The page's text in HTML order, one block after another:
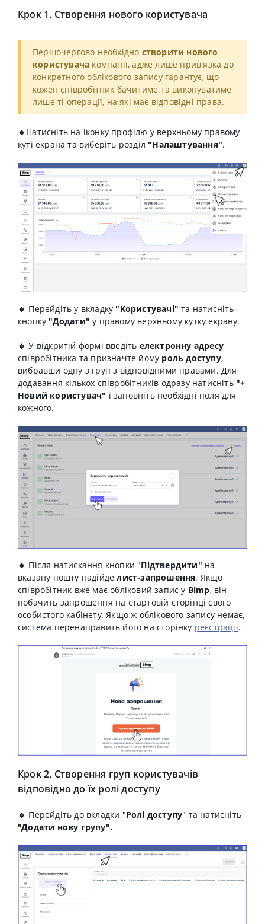
Крок 1. Створення нового користувача
Першочергово необхідно створити нового
користувача компанії, адже лише прив'язка до
конкретного облікового запису гарантує, що
кожен співробітник бачитиме та виконуватиме
лише ті операції, на які має відповідні права.
🔹 Натисніть на іконку профілю у верхньому правому
куті екрана та виберіть розділ "Налаштування".
🔹 Перейдіть у вкладку "Користувачі" та натисніть
кнопку "Додати" у правому верхньому кутку екрану.
🔹У відкритій формі введіть електронну адресу
співробітника та призначте йому роль доступу,
вибравши одну з груп з відповідними правами. Для
додавання кількох співробітників одразу натисніть "+
Новий користувач" і заповніть необхідні поля для
кожного.
🔹 Після натискання кнопки "Підтвердити" на
вказану пошту надійделист-запрошення. Якщо
співробітник вже має обліковий запис у Bimp, він
побачить запрошення на стартовій сторінці свого
особистого кабінету. Якщо ж облікового запису немає,
система перенаправить його на сторінку реєстрації.
Крок 2. Створення груп користувачів
відповідно до їх ролі доступу
🔹 Перейдіть до вкладки "Ролі доступу" та натисніть
"Додати нову групу".